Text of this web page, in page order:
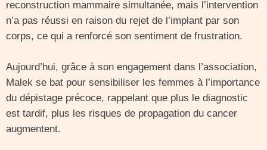
reconstruction mammaire simultanée, mais l’intervention
n’a pas réussi en raison du rejet de l’implant par son
corps, ce qui a renforcé son sentiment de frustration.
Aujourd’hui, grâce à son engagement dans l’association,
Malek se bat pour sensibiliser les femmes à l’importance
du dépistage précoce, rappelant que plus le diagnostic
est tardif, plus les risques de propagation du cancer
augmentent.